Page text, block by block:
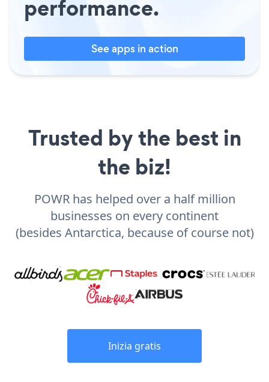
performance.
See apps in action
Trusted by the best in
the biz!
POWR has helped over a half million
businesses on every continent
(besides Antarctica, because of course not)
Inizia gratis